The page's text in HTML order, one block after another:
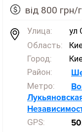
від 800 грн/
Улица:
ул
Область:
Город:
Район:
Метро:
GPS: